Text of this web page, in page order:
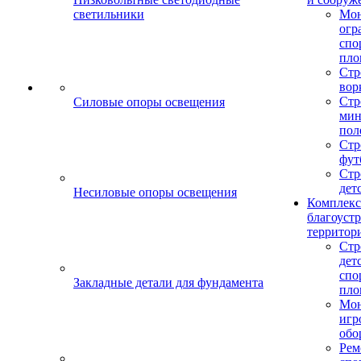
светильники
Силовые опоры освещения
Несиловые опоры освещения
Закладные детали для фундамента